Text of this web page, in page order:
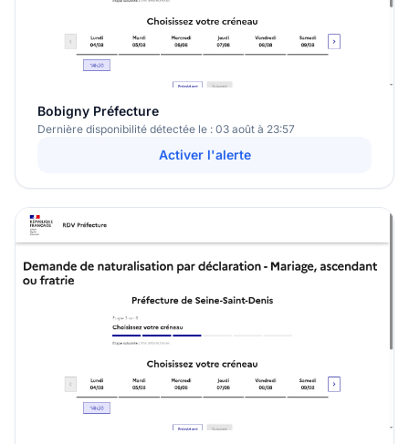
Bobigny Préfecture
Dernière disponibilité détectée le : 03 août à 23:57
Activer l'alerte